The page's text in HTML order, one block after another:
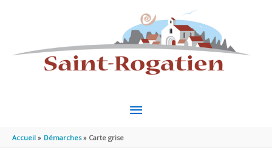
MENU
Accueil Démarches Carte grise